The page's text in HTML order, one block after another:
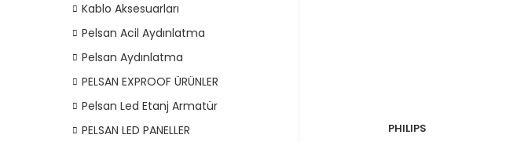
Kablo Aksesuarları
Pelsan Acil Aydınlatma
Pelsan Aydınlatma
PELSAN EXPROOF ÜRÜNLER
Pelsan Led Etanj Armatür
PELSAN LED PANELLER
PHILIPS